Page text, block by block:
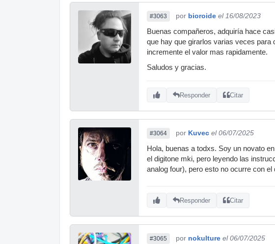
#3063 por bioroide el 16/08/2023
Buenas compañeros, adquiría hace
que hay que girarlos varias veces para
incremente el valor mas rapidamente.
Saludos y gracias.
Responder Citar
#3064 por Kuvec el 06/07/2025
Hola, buenas a todxs. Soy un novato
el digitone mki, pero leyendo las
analog four), pero esto no ocurre con
Responder Citar
#3065 por nokulture el 06/07/2025